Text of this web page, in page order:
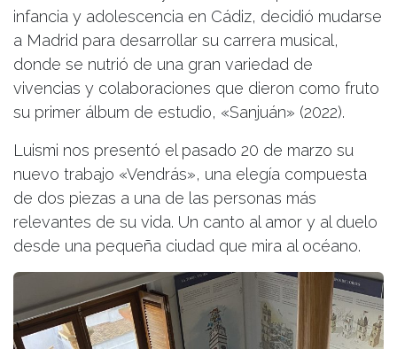
infancia y adolescencia en Cádiz, decidió mudarse
a Madrid para desarrollar su carrera musical,
donde se nutrió de una gran variedad de
vivencias y colaboraciones que dieron como fruto
su primer álbum de estudio, «Sanjuán» (2022).
Luismi nos presentó el pasado 20 de marzo su
nuevo trabajo «Vendrás», una elegía compuesta
de dos piezas a una de las personas más
relevantes de su vida. Un canto al amor y al duelo
desde una pequeña ciudad que mira al océano.